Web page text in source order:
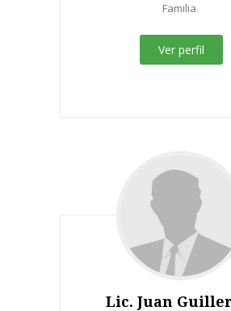
Familia.
Ver perfil
Lic. Juan